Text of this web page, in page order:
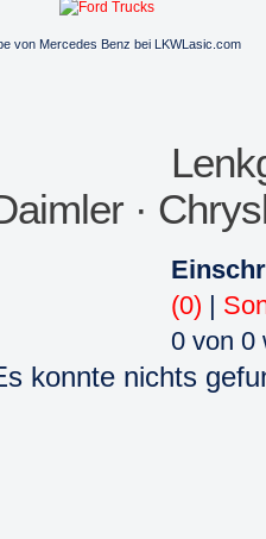
von Mercedes Benz bei LKWLasic.com
·
(0) |
0 von 0
konnte nichts